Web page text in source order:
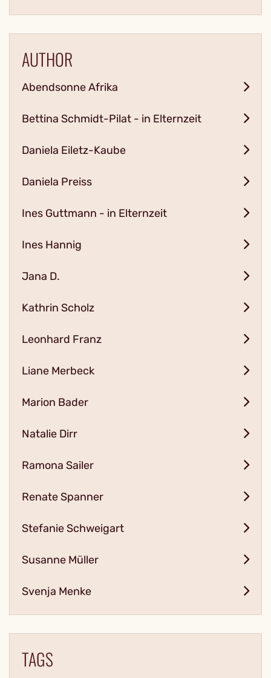
AUTHOR
Abendsonne Afrika
Bettina Schmidt-Pilat - in Elternzeit
Daniela Eiletz-Kaube
Daniela Preiss
Ines Guttmann - in Elternzeit
Ines Hannig
Jana D.
Kathrin Scholz
Leonhard Franz
Liane Merbeck
Marion Bader
Natalie Dirr
Ramona Sailer
Renate Spanner
Stefanie Schweigart
Susanne Müller
Svenja Menke
TAGS